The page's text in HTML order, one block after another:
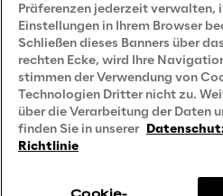
Careers
Contacts
Präferenzen jederzeit verwalten,
Einstellungen in Ihrem Browser
Schließen dieses Banners über
rechten Ecke, wird Ihre
stimmen der Verwendung von
Technologien Dritter nicht zu.
über die Verarbeitung der Daten
finden Sie in unserer
Richtlinie